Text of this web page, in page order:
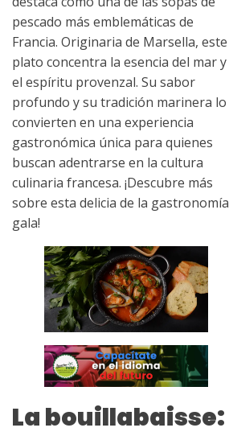
pescado más emblemáticas de
Francia. Originaria de Marsella, este
plato concentra la esencia del mar y
el espíritu provenzal. Su sabor
profundo y su tradición marinera lo
convierten en una experiencia
gastronómica única para quienes
buscan adentrarse en la cultura
culinaria francesa. ¡Descubre más
sobre esta delicia de la gastronomía
gala!
La bouillabaisse: